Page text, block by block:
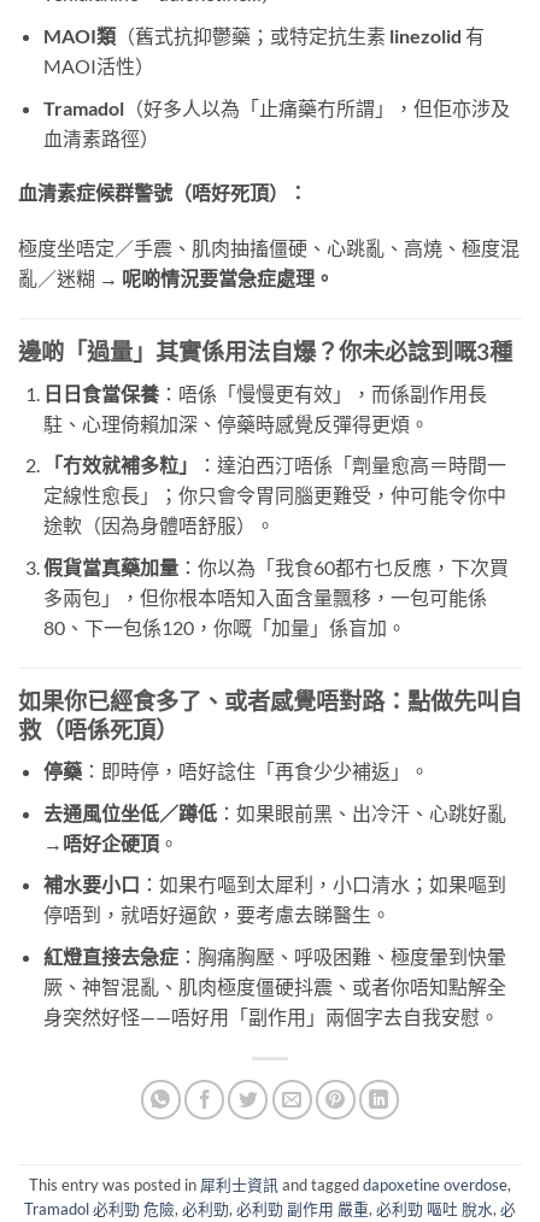
MAOI類（舊式抗抑鬱藥；或特定抗生素 linezolid ​ 有
MAOI活性）
Tramadol（好多人以為「止痛藥冇所謂」，但佢亦涉及
血清素路徑）
血清素症候群警號（唔好死頂）：
極度坐唔定／手震、肌肉抽搐僵硬、心跳亂、高燒、極度混
亂／迷糊 → 呢啲情況要當急症處理。
邊啲「過量」其實係用法自爆？你未必諗到嘅3種
日日食當保養：唔係「慢慢更有效」，而係副作用長
駐、心理倚賴加深、停藥時感覺反彈得更煩。
「冇效就補多粒」
：達泊西汀唔係「劑量愈高＝時間一
定線性愈長」；你只會令胃同腦更難受，仲可能令你中
途軟（因為身體唔舒服）。
假貨當真藥加量：你以為「我食60都冇乜反應，下次買
多兩包」，但你根本唔知入面含量飄移，一包可能係
80、下一包係120，你嘅「加量」係盲加。
如果你已經食多了、或者感覺唔對路：點做先叫自
救（唔係死頂）
停藥：即時停，唔好諗住「再食少少補返」。
去通風位坐低／蹲低：如果眼前黑、出冷汗、心跳好亂
→ 唔好企硬頂。
補水要小口 ：如果冇嘔到太犀利，小口清水；如果嘔到
停唔到，就唔好逼飲，要考慮去睇醫生。
紅燈直接去急症：胸痛胸壓、呼吸困難、極度暈到快暈
厥、神智混亂、肌肉極度僵硬抖震、或者你唔知點解全
身突然好怪——唔好用「副作用」兩個字去自我安慰。
This entry was posted in 犀利士資訊and taggeddapoxetine overdose,
Tramadol 必利勁 危險,必利勁,必利勁 副作用 嚴重,必利勁 嘔吐 脫水,必